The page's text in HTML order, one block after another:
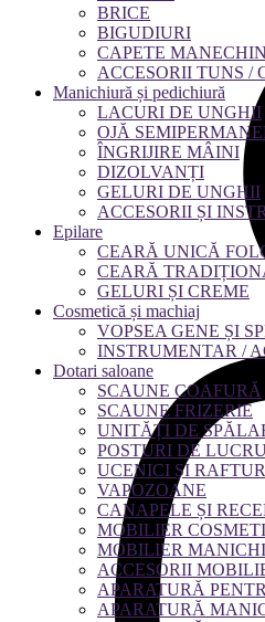
BRICE
BIGUDIURI
CAPETE
ACCESORII TUNS /
Manichiură și pedichiură
LACURI DE UNGHII
OJĂ
ÎNGRIJIRE MÂINI
DIZOLVANȚI
GELURI DE UNGHII
ACCESORII ȘI
Epilare
CEARĂ UNICĂ
CEARĂ
GELURI ȘI CREME
Cosmetică și machiaj
VOPSEA GENE ȘI
INSTRUMENTAR /
Dotari saloane
SCAUNE COAFURĂ
SCAUNE FRIZERIE
UNITĂȚI DE
POSTURI DE LUCRU
UCENICI ȘI
VAPOZOANE
CANAPELE ȘI
MOBILIER
MOBILIER
ACCESORII
APARATURĂ
APARATURĂ